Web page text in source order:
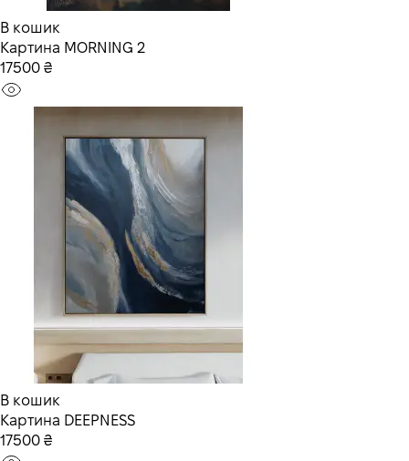
В кошик
Картина MORNING 2
17500 ₴
В кошик
Картина DEEPNESS
17500 ₴